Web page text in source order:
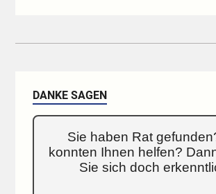
DANKE SAGEN
Sie haben Rat
konnten Ihnen helfen?
Sie sich doch